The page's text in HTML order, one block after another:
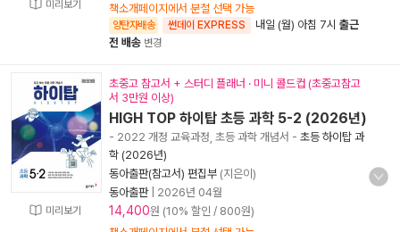
미리보기
책소개페이지에서 분철 선택 가능
양탄자배송 썬데이 EXPRESS 내일 (월) 아침 7시 출근
전 배송 변경
미리보기
초중고 참고서 + 스터디 플래너 · 미니 콜드컵 (초중고참고
서 3만원 이상)
HIGH TOP 하이탑 초등 과학 5-2 (2026년)
- 2022 개정 교육과정, 초등 과학 개념서 - 초등 하이탑 과
학 (2026년)
동아출판(참고서) 편집부 (지은이)
동아출판| 2026년 04월
14,400원 (10% 할인 / 800원)